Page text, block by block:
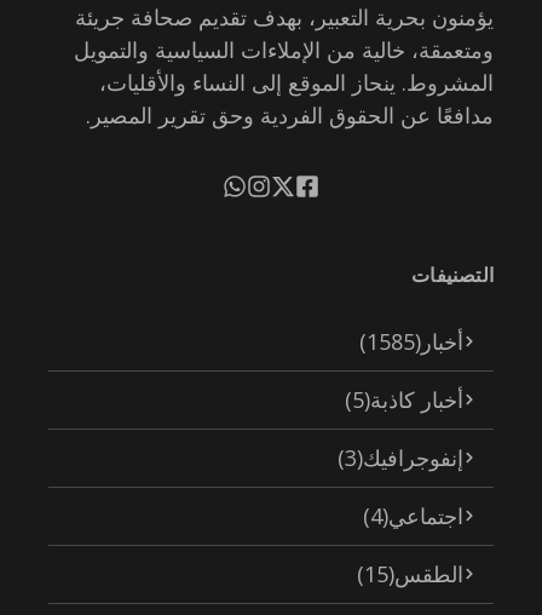
يؤمنون بحرية التعبير، بهدف تقديم صحافة جريئة
ومتعمقة، خالية من الإملاءات السياسية والتمويل
المشروط. ينحاز الموقع إلى النساء والأقليات،
مدافعًا عن الحقوق الفردية وحق تقرير المصير.
التصنيفات
أخبار (1585)
أخبار كاذبة(5)
إنفوجرافيك(3)
اجتماعي(4)
الطقس(15)